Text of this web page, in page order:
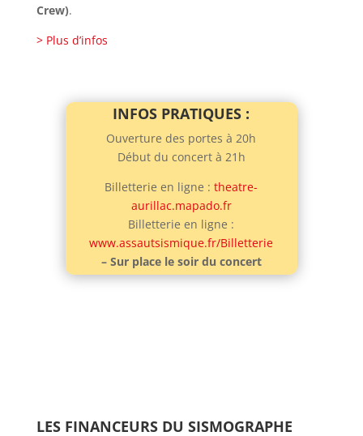
Crew).
> Plus d’infos
INFOS PRATIQUES :
Ouverture des portes à 20h
Début du concert à 21h
Billetterie en ligne :theatre-
aurillac.mapado.fr
Billetterie en ligne :
www.assautsismique.fr/Billetterie
– Sur place le soir du concert
LES FINANCEURS DU SISMOGRAPHE